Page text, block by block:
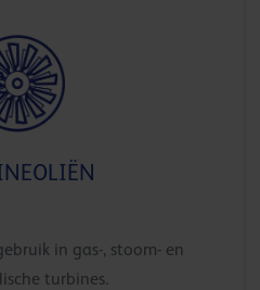
in gas-, stoom- en
turbines.